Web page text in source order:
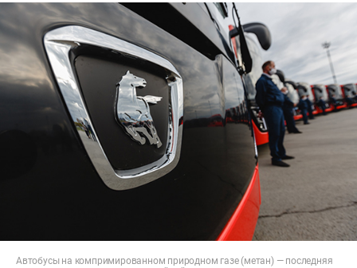
Автобусы на компримированном природном газе (метан) — последняя